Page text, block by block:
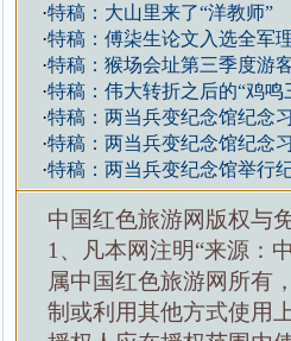
·特稿：大山里来了“洋教师”
·特稿：傅柒生论文入选全军
·特稿：猴场会址第三季度游
·特稿：伟大转折之后的“鸡鸣
·特稿：两当兵变纪念馆纪念
·特稿：两当兵变纪念馆纪念
·特稿：两当兵变纪念馆举行
中国红色旅游网版权与
1、凡本网注明“来源：
属中国红色旅游网所有
制或利用其他方式使用